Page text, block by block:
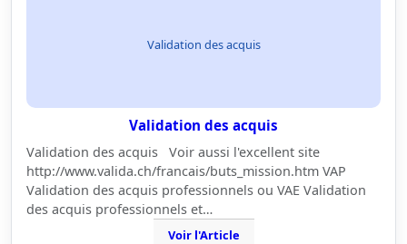
Validation des acquis
Validation des acquis
Validation des acquis Voir aussi l'excellent site
http://www.valida.ch/francais/buts_mission.htm VAP
Validation des acquis professionnels ou VAE Validation
des acquis professionnels et…
Voir l'Article